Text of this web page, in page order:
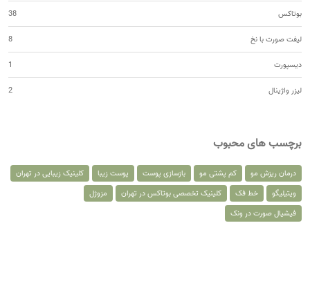
بوتاکس 38
لیفت صورت با نخ 8
دیسپورت 1
لیزر واژینال 2
برچسب های محبوب
درمان ریزش مو کم پشتی مو بازسازی پوست پوست زیبا
کلینیک زیبایی در تهران
ویتیلیگو
خط فک کلینیک تخصصی بوتاکس در تهران
مزوژل
فیشیال صورت در ونک